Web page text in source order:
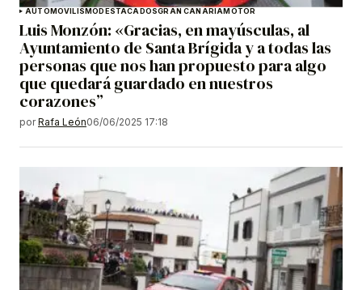
AUTOMOVILISMODESTACADOSGRAN CANARIAMOTOR
Luis Monzón: «Gracias, en mayúsculas, al
Ayuntamiento de Santa Brígida y a todas las
personas que nos han propuesto para algo
que quedará guardado en nuestros
corazones”
por Rafa León06/06/2025 17:18